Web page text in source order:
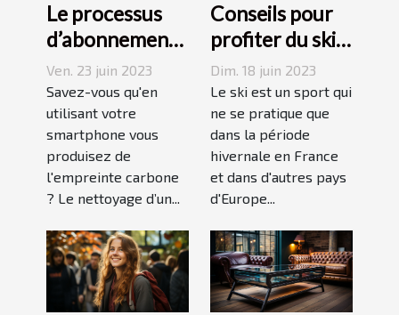
Le processus
d’abonnement
et de réduction
de votre
empreinte
carbone avec
un forfait
mobile
Ven. 23 juin 2023
Savez-vous qu'en
utilisant votre
smartphone vous
produisez de
l'empreinte carbone
? Le nettoyage d’un...
Conseils pour
profiter du ski
en juin, juillet,
août ou
septembre
Dim. 18 juin 2023
Le ski est un sport qui
ne se pratique que
dans la période
hivernale en France
et dans d'autres pays
d'Europe...